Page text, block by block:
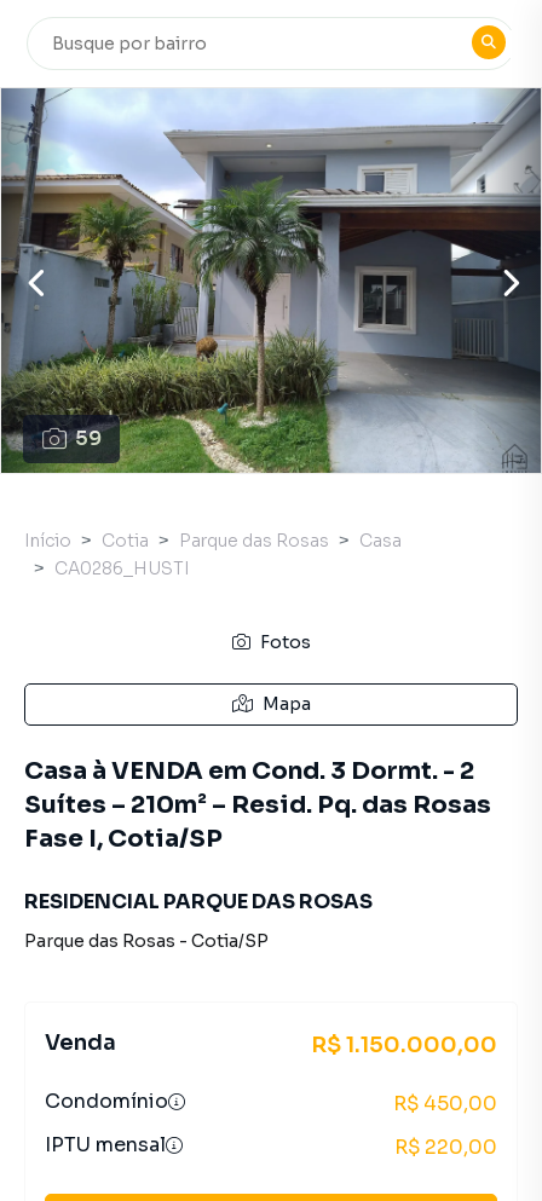
59
Início Cotia Parque das Rosas
Casa
CA0286_HUSTI
Fotos
Mapa
Casa à VENDA em Cond. 3 Dormt. - 2
Suítes – 210m² – Resid. Pq. das Rosas
Fase I, Cotia/SP
RESIDENCIAL PARQUE DAS ROSAS
Parque das Rosas - Cotia/SP
Venda R$ 1.150.000,00
Condomínio
R$ 450,00
IPTU mensal
R$ 220,00